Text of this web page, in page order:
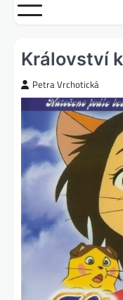
content
Království
Petra Vrchotická